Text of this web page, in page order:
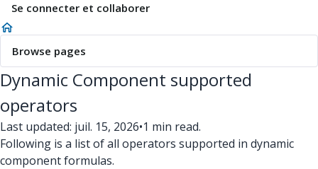
Se connecter et collaborer
Browse pages
Dynamic Component supported
operators
Last updated: juil. 15, 2026•1 min read.
Following is a list of all operators supported in dynamic
component formulas.